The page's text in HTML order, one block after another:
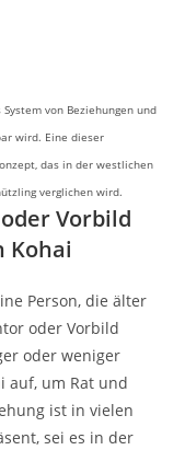
von Beziehungen und
wird. Eine dieser
das in der westlichen
verglichen wird.
Vorbild
Kohai
Person, die älter
oder Vorbild
oder weniger
auf, um Rat und
ist in vielen
sei es in der